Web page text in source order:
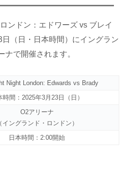
ンドン：エドワーズ vs ブレイ
（日・日本時間）にイングラン
ナで開催されます。
Night London: Edwards vs Brady
時間：2025年3月23日（日）
O2アリーナ
（イングランド・ロンドン）
日本時間：2:00開始